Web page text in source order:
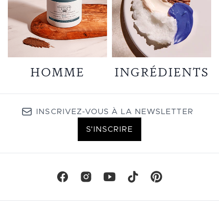
HOMME INGRÉDIENTS
INSCRIVEZ-VOUS À LA NEWSLETTER
S'INSCRIRE